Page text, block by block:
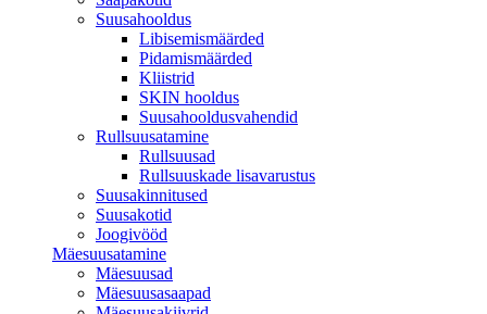
Suusahooldus
Libisemismäärded
Pidamismäärded
Kliistrid
SKIN hooldus
Suusahooldusvahendid
Rullsuusatamine
Rullsuusad
Rullsuuskade lisavarustus
Suusakinnitused
Suusakotid
Joogivööd
Mäesuusatamine
Mäesuusad
Mäesuusasaapad